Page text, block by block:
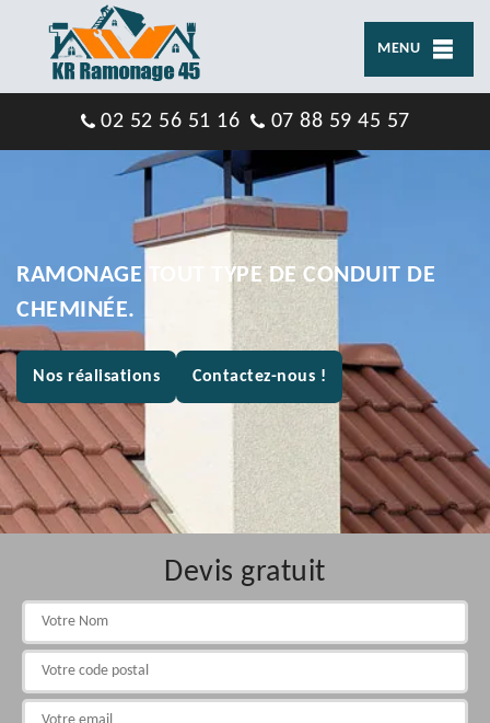
MENU
02 52 56 51 16 07 88 59 45 57
RAMONAGE TOUT TYPE DE CONDUIT DE
CHEMINÉE.
Nos réalisations Contactez-nous !
Devis gratuit